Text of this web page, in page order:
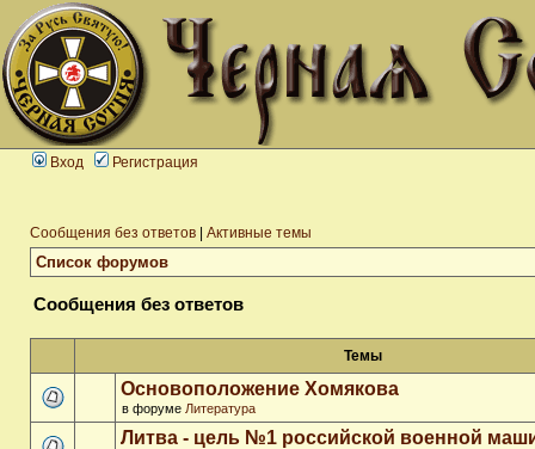
Вход Регистрация
Сообщения без ответов Активные темы
Список форумов
Сообщения без ответов
Темы
Основоположение Хомякова
в форуме Литература
Литва - цель №1 российской военной